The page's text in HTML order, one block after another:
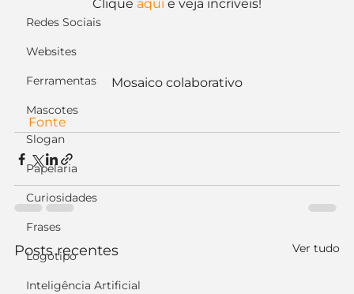
Redes Sociais
Websites
Ferramentas
Mascotes
Slogan
Papelaria
Curiosidades
Frases
Logotipo
Inteligência Artificial
Clique aqui e veja incríveis!
Mosaico colaborativo
Fonte
Posts recentes Ver tudo